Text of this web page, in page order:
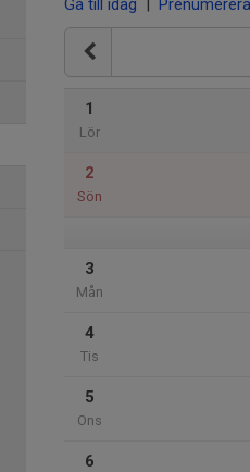
Gå till idag | Prenumerera
1
Lör
2
Sön
3
Mån
4
Tis
5
Ons
6